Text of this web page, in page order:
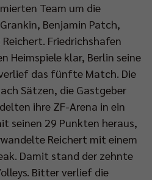
Team um die
Benjamin Patch,
Friedrichshafen
Heimspiele klar, Berlin seine
das fünfte Match. Die
Sätzen, die Gastgeber
ihre ZF-Arena in ein
seinen 29 Punkten heraus,
Reichert mit einem
Damit stand der zehnte
Bitter verlief die